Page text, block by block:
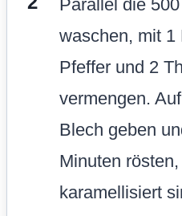
Parallel die
waschen, mit 1
Pfeffer und 2
vermengen.
Blech geben
Minuten
karamellisiert